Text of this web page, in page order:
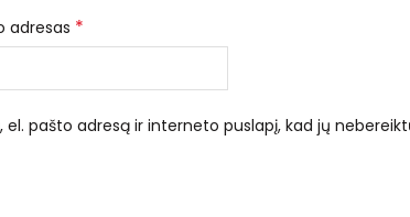
adresas *
pašto adresą ir interneto puslapį, kad jų